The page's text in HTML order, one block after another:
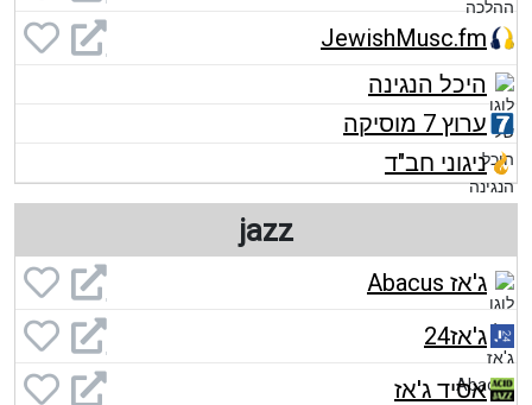
JewishMusc.fm
היכל הנגינה
ערוץ 7 מוסיקה
ניגוני חב"ד
jazz
ג'אז Abacus
ג'אז24
אסיד ג'אז